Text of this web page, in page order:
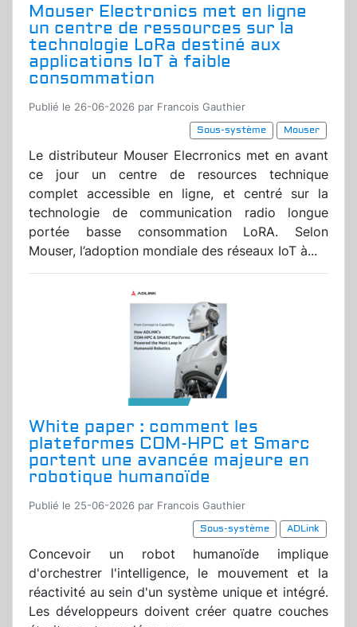
Mouser Electronics met en ligne
un centre de ressources sur la
technologie LoRa destiné aux
applications IoT à faible
consommation
Publié le 26-06-2026 par Francois Gauthier
Sous-système
Mouser
Le distributeur Mouser Elecrronics met en avant
ce jour un centre de resources technique
complet accessible en ligne, et centré sur la
technologie de communication radio longue
portée basse consommation LoRA. Selon
Mouser, l’adoption mondiale des réseaux IoT à...
White paper : comment les
plateformes COM-HPC et Smarc
portent une avancée majeure en
robotique humanoïde
Publié le 25-06-2026 par Francois Gauthier
Sous-système
ADLink
Concevoir un robot humanoïde implique
d'orchestrer l'intelligence, le mouvement et la
réactivité au sein d'un système unique et intégré.
Les développeurs doivent créer quatre couches